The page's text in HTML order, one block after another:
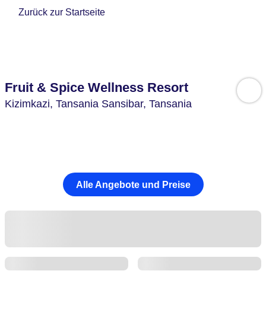
Zurück zur Startseite
Fruit & Spice Wellness Resort
Kizimkazi, Tansania Sansibar, Tansania
Alle Angebote und Preise